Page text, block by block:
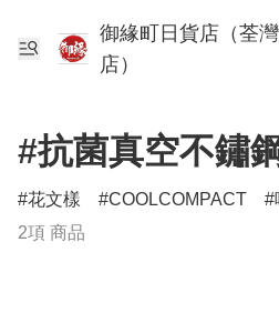
御緣町日貨店（荃
店）
#抗菌真空不鏽
花文樣 COOLCOMPACT
2項 商品